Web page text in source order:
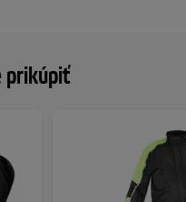
prikúpiť